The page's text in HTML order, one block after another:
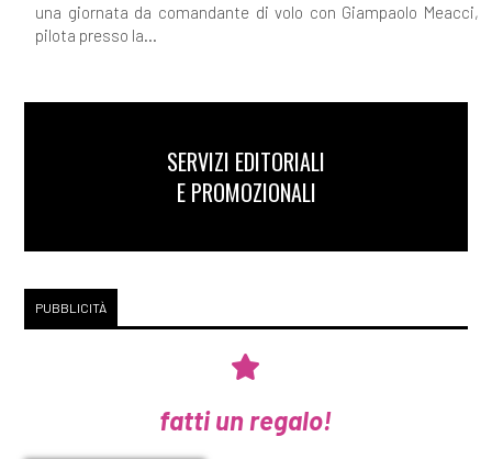
una giornata da comandante di volo con Giampaolo Meacci,
pilota presso la...
SERVIZI EDITORIALI
E PROMOZIONALI
PUBBLICITÀ
fatti un regalo!